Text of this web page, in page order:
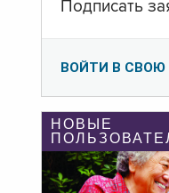
Подписать
ВОЙТИ В СВОЮ
НОВЫЕ